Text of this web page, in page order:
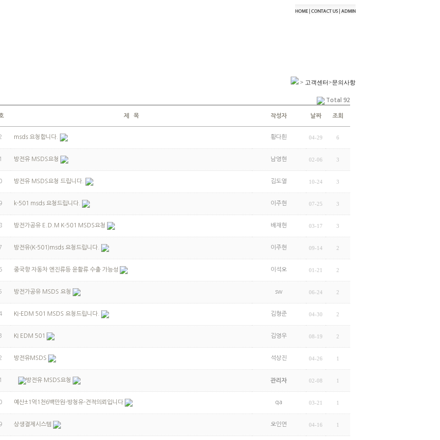
> 고객센터>문의사항
Total 92
제 목 작성자 날짜 조회
msds 요청합니다. 황다흰 04-29 6
방전유 MSDS요청 남영현 02-06 3
방전유 MSDS요청 드립니다. 김도열 10-24 3
k-501 msds 요청드립니다. 이주현 07-25 3
방전가공유 E.D.M K-501 MSDS요청 배재현 03-17 3
방전유(K-501)msds 요청드립니다. 이주현 09-14 2
중국향 자동차 엔진류등 윤활류 수출 가능성 이석오 01-21 2
방전가공유 MSDS 요청 sw 06-24 2
KI-EDM 501 MSDS 요청드립니다. 김형준 04-30 2
KI EDM 501 김영우 08-19 2
방전유MSDS 석상진 04-26 1
방전유 MSDS요청 관리자 02-08 1
예산±1억1천6백만원-방청유-견적의뢰입니다 qa 03-21 1
상생결제시스템 오인연 04-16 1